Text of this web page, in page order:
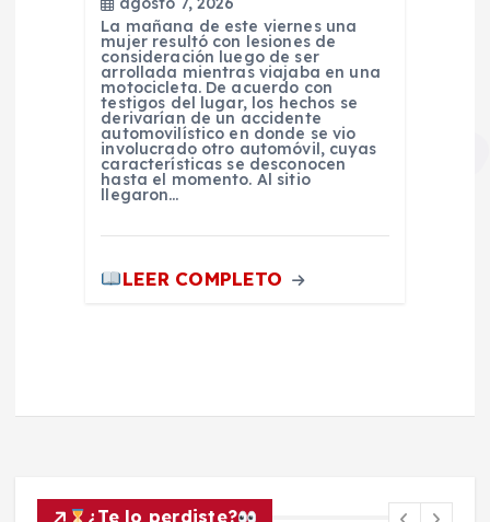
La mañana de este viernes una
mujer resultó con lesiones de
consideración luego de ser
arrollada mientras viajaba en una
motocicleta. De acuerdo con
testigos del lugar, los hechos se
derivarían de un accidente
automovilístico en donde se vio
involucrado otro automóvil, cuyas
características se desconocen
hasta el momento. Al sitio
llegaron…
LEER COMPLETO
¿Te lo perdiste?